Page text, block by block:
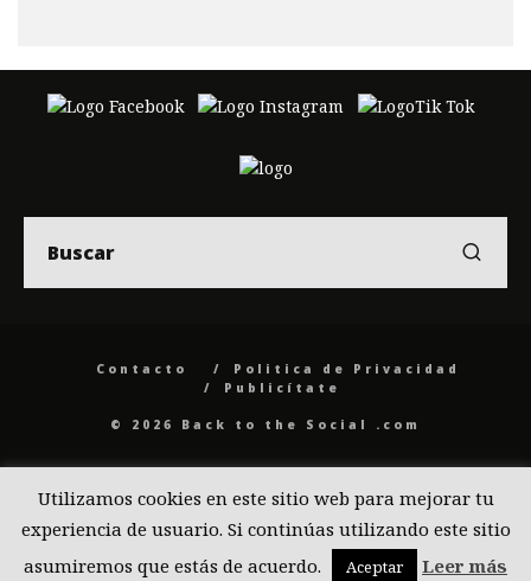
Contacto
Politica de Privacidad
Publicítate
© 2026 Back to the Social .com
Utilizamos cookies en este sitio web para mejorar tu
experiencia de usuario. Si continúas utilizando este sitio
asumiremos que estás de acuerdo.
Aceptar Leer más